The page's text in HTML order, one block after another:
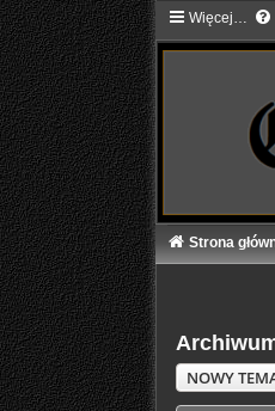
Więcej…
Strona
NOWY